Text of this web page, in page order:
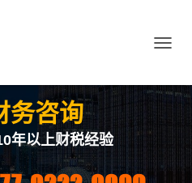
导
务咨询
年以上财税经验